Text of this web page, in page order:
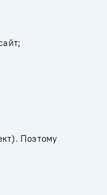
Поэтому